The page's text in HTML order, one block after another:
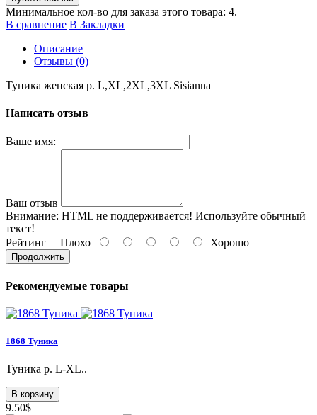
Минимальное кол-во для заказа этого товара: 4.
В сравнение В Закладки
Описание
Отзывы (0)
Туникa женская p. L,XL,2XL,3XL Sisianna
Написать отзыв
Ваше имя:
Ваш отзыв
Внимание: HTML не поддерживается! Используйте обычный
текст!
Рейтинг Плохо Хорошо
Продолжить
Рекомендуемые товары
1868 Туника
Туника p. L-XL..
В корзину
9.50$